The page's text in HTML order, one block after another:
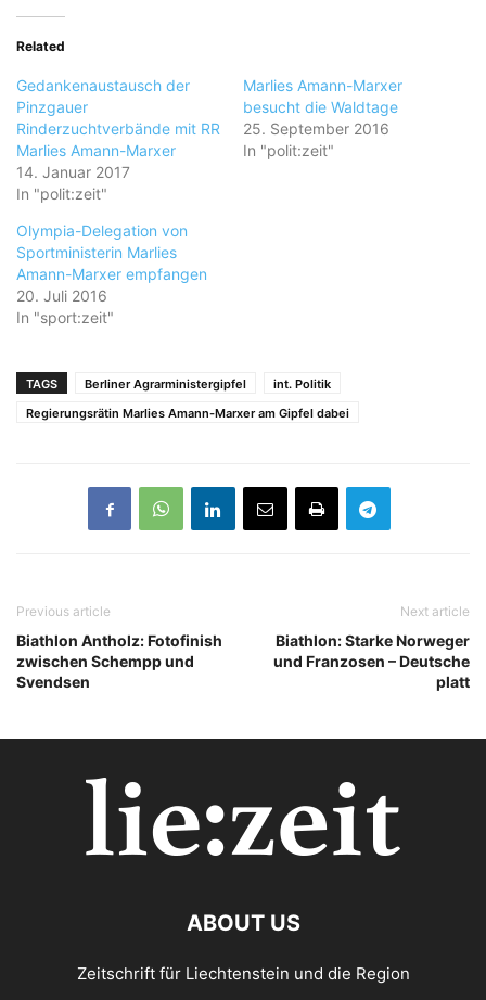
Related
Gedankenaustausch der
Pinzgauer
Rinderzuchtverbände mit RR
Marlies Amann-Marxer
14. Januar 2017
In "polit:zeit"
Marlies Amann-Marxer
besucht die Waldtage
25. September 2016
In "polit:zeit"
Olympia-Delegation von
Sportministerin Marlies
Amann-Marxer empfangen
20. Juli 2016
In "sport:zeit"
TAGS Berliner Agrarministergipfel
int. Politik
Regierungsrätin Marlies Amann-Marxer am Gipfel dabei
Previous article
Biathlon Antholz: Fotofinish
zwischen Schempp und
Svendsen
Next article
Biathlon: Starke Norweger
und Franzosen – Deutsche
platt
ABOUT US
Zeitschrift für Liechtenstein und die Region